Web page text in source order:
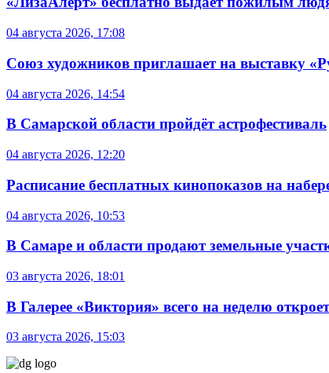
04 августа 2026, 17:08
Союз художников приглашает на выставку
04 августа 2026, 14:54
В Самарской области пройдёт астрофестиваль
04 августа 2026, 12:20
Расписание бесплатных кинопоказов на
04 августа 2026, 10:53
В Самаре и области продают земельные
03 августа 2026, 18:01
В Галерее «Виктория» всего на неделю
03 августа 2026, 15:03